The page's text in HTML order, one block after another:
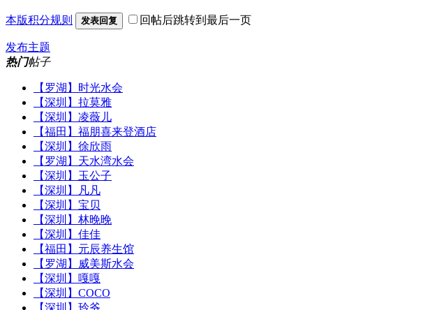
本版积分规则 发表回复 回帖后跳转到最后一页
发布主题
热门帖子
【罗湖】时光水会
【深圳】拉莫雅
【深圳】凌薇儿
【福田】福朋喜来登酒店
【深圳】徐欣雨
【罗湖】天水湾水会
【深圳】玉公子
【深圳】凡凡
【深圳】宝贝
【深圳】林晚晚
【深圳】佳佳
【福田】元辰养生馆
【罗湖】威美斯水会
【深圳】嘎嘎
【深圳】COCO
【深圳】玲爷